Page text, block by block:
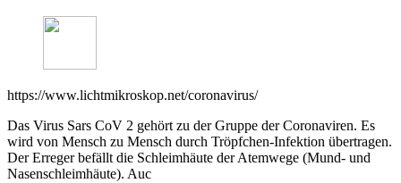
https://www.lichtmikroskop.net/coronavirus/
Das Virus Sars CoV 2 gehört zu der Gruppe der Coronaviren. Es
wird von Mensch zu Mensch durch Tröpfchen-Infektion übertragen.
Der Erreger befällt die Schleimhäute der Atemwege (Mund- und
Nasenschleimhäute). Auc